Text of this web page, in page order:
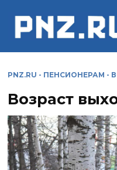
PNZ.RU - ПЕНСИОНЕРАМ -
Возраст